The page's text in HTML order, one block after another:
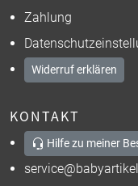
Zahlung
Widerruf erklären
KONTAKT
Hilfe zu meiner